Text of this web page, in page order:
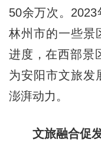
50余万次。
林州市的一些景
进度，在西部景
为安阳市文旅发
澎湃动力。
文旅融合促